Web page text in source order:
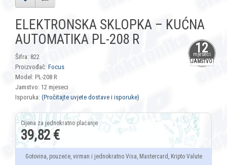
12
mjeseci
JAMSTVO
ELEKTRONSKA SKLOPKA – KUĆNA
AUTOMATIKA PL-208 R
Šifra: 822
Proizvođač: Focus
Model: PL-208 R
Jamstvo: 12 mjeseci
Isporuka: (Pročitajte uvjete dostave i isporuke)
39,82 €
Gotovina, pouzeće, virman i jednokratno Visa, Mastercard, Kripto Valute